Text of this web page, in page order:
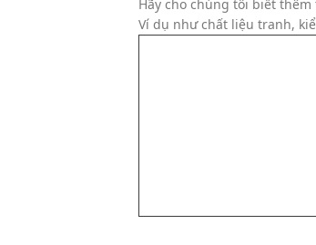
Hãy cho chúng tôi biết
Ví dụ như chất liệu tranh,